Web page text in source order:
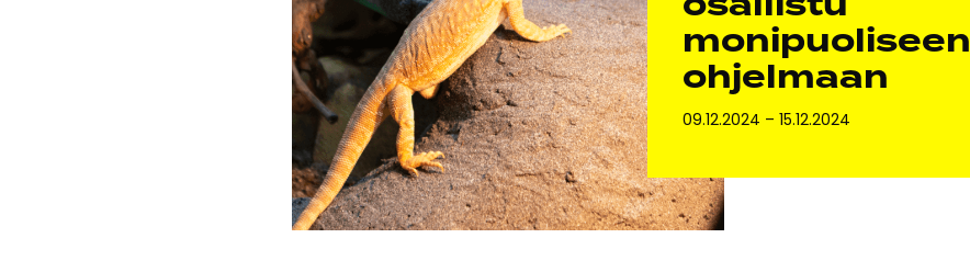
monipuoliseen
ohjelmaan
09.12.2024 –15.12.2024